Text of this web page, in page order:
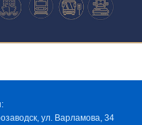
ул. Варламова, 34